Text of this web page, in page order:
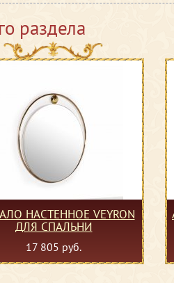
раздела
НАСТЕННОЕ VEYRON
ДЛЯ СПАЛЬНИ
17 805 руб.